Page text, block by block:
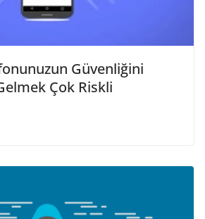
Güvenliğini
Çok Riskli